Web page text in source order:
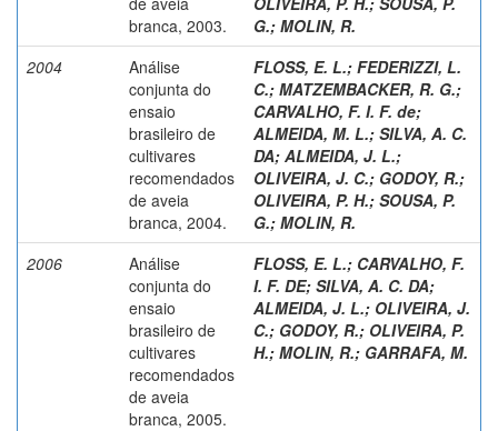
branca, 2003.
G.; MOLIN, R.
2004
Análise
conjunta do
ensaio
brasileiro de
cultivares
recomendados
de aveia
branca, 2004.
FLOSS, E. L.; FEDERIZZI, L.
C.; MATZEMBACKER, R. G.;
CARVALHO, F. I. F. de;
ALMEIDA, M. L.; SILVA, A. C.
DA; ALMEIDA, J. L.;
OLIVEIRA, J. C.; GODOY, R.;
OLIVEIRA, P. H.; SOUSA, P.
G.; MOLIN, R.
2006
Análise
conjunta do
ensaio
brasileiro de
cultivares
recomendados
de aveia
branca, 2005.
FLOSS, E. L.; CARVALHO, F.
I. F. DE; SILVA, A. C. DA;
ALMEIDA, J. L.; OLIVEIRA, J.
C.; GODOY, R.; OLIVEIRA, P.
H.; MOLIN, R.; GARRAFA, M.